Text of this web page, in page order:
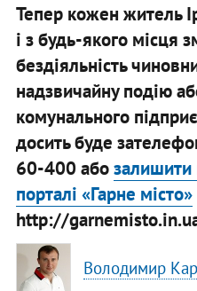
Тепер кожен житель
і з будь-якого місця
бездіяльність
надзвичайну подію
комунального
досить буде
60-400 абозалишити
порталі «Гарне місто»
http://
Володимир